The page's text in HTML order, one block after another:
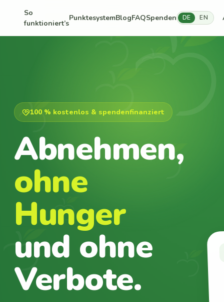
So
funktioniert’s
PunktesystemBlogFAQSpenden DE EN
100 % kostenlos & spendenfinanziert
Abnehmen,
ohne
Hunger
und ohne
Verbote.